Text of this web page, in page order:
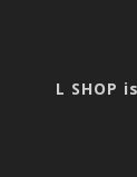
L SHOP